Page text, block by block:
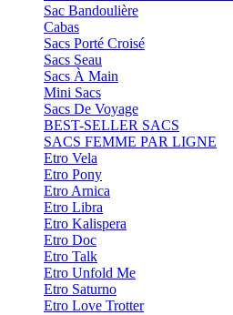
Sac Bandoulière
Cabas
Sacs Porté Croisé
Sacs Seau
Sacs À Main
Mini Sacs
Sacs De Voyage
BEST-SELLER SACS
SACS FEMME PAR LIGNE
Etro Vela
Etro Pony
Etro Arnica
Etro Libra
Etro Kalispera
Etro Doc
Etro Talk
Etro Unfold Me
Etro Saturno
Etro Love Trotter